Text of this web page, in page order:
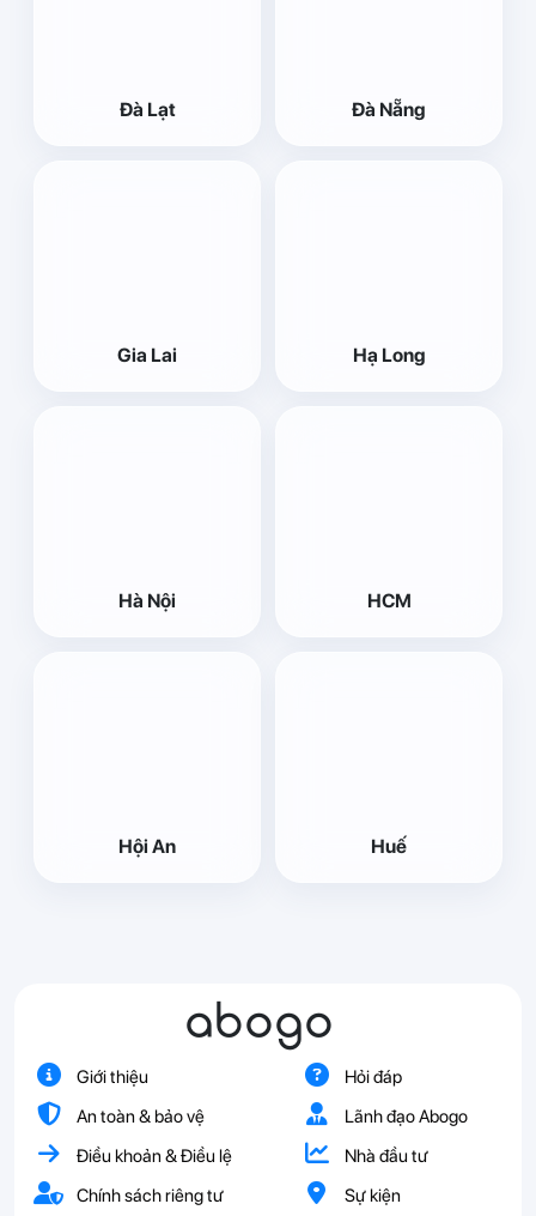
Đà Lạt Đà Nẵng
Gia Lai Hạ Long
Hà Nội HCM
Hội An Huế
abogo
Giới thiệu
An toàn & bảo vệ
Điều khoản & Điều lệ
Chính sách riêng tư
Hỏi đáp
Lãnh đạo Abogo
Nhà đầu tư
Sự kiện